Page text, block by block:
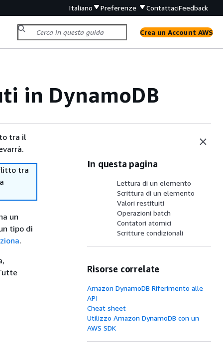
Italiano Preferenze ContattaciFeedback
Crea un Account AWS
in DynamoDB
tra il
tra
un
tipo di
.
In questa pagina
Lettura di un elemento
Scrittura di un elemento
Valori restituiti
Operazioni batch
Contatori atomici
Scritture condizionali
Risorse correlate
Amazon DynamoDB Riferimento alle
API
Cheat sheet
Utilizzo Amazon DynamoDB con un
AWS SDK